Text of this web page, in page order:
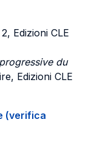
Edizioni CLE
du
Edizioni CLE
(verifica